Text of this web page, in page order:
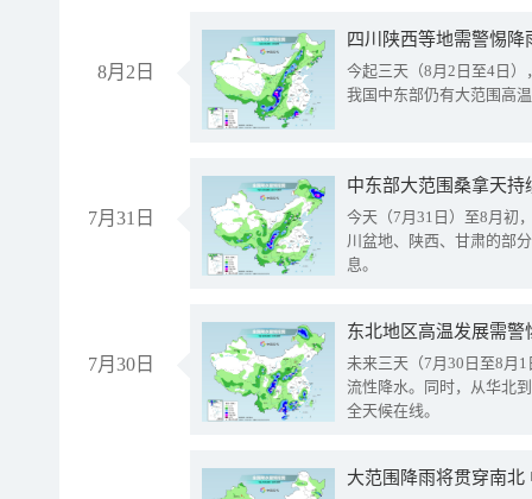
8月2日
今起三天（8月2日至4日
我国中东部仍有大范围高
7月31日
中东部大范围桑拿天
今天（7月31日）至8月初
川盆地、陕西、甘肃的部
息。
7月30日
东北地区高温发展需
未来三天（7月30日至8月
流性降水。同时，从华北
全天候在线。
大范围降雨将贯穿南